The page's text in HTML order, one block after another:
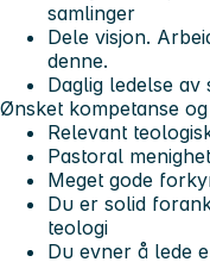
samlinger
Dele visjon.
denne.
Daglig ledelse
Ønsket kompetanse
Relevant
Pastoral
Meget gode
Du er solid
teologi
Du evner å lede